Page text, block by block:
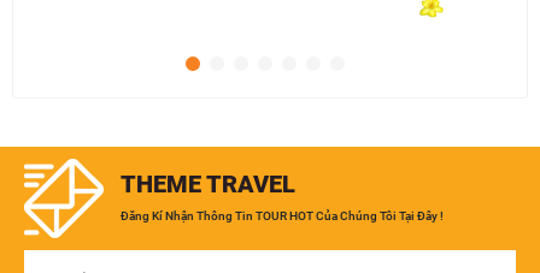
THEME TRAVEL
Đăng Kí Nhận Thông Tin TOUR HOT Của Chúng Tôi Tại Đây !